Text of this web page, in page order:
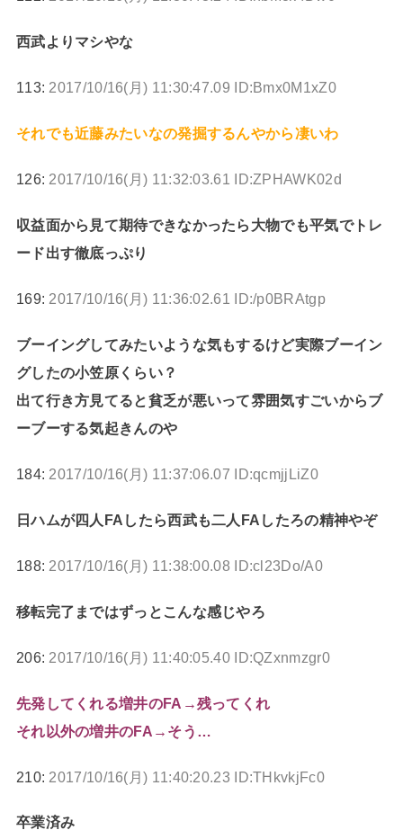
西武よりマシやな
113: 2017/10/16(月) 11:30:47.09 ID:Bmx0M1xZ0
それでも近藤みたいなの発掘するんやから凄いわ
126: 2017/10/16(月) 11:32:03.61 ID:ZPHAWK02d
収益面から見て期待できなかったら大物でも平気でトレ
ード出す徹底っぷり
169: 2017/10/16(月) 11:36:02.61 ID:/p0BRAtgp
ブーイングしてみたいような気もするけど実際ブーイン
グしたの小笠原くらい？
出て行き方見てると貧乏が悪いって雰囲気すごいからブ
ーブーする気起きんのや
184: 2017/10/16(月) 11:37:06.07 ID:qcmjjLiZ0
日ハムが四人FAしたら西武も二人FAしたろの精神やぞ
188: 2017/10/16(月) 11:38:00.08 ID:cl23Do/A0
移転完了まではずっとこんな感じやろ
206: 2017/10/16(月) 11:40:05.40 ID:QZxnmzgr0
先発してくれる増井のFA→残ってくれ
それ以外の増井のFA→そう…
210: 2017/10/16(月) 11:40:20.23 ID:THkvkjFc0
卒業済み